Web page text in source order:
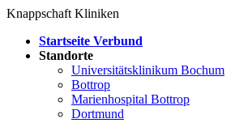
Knappschaft Kliniken
Startseite Verbund
Standorte
Universitätsklinikum Bochum
Bottrop
Marienhospital Bottrop
Dortmund